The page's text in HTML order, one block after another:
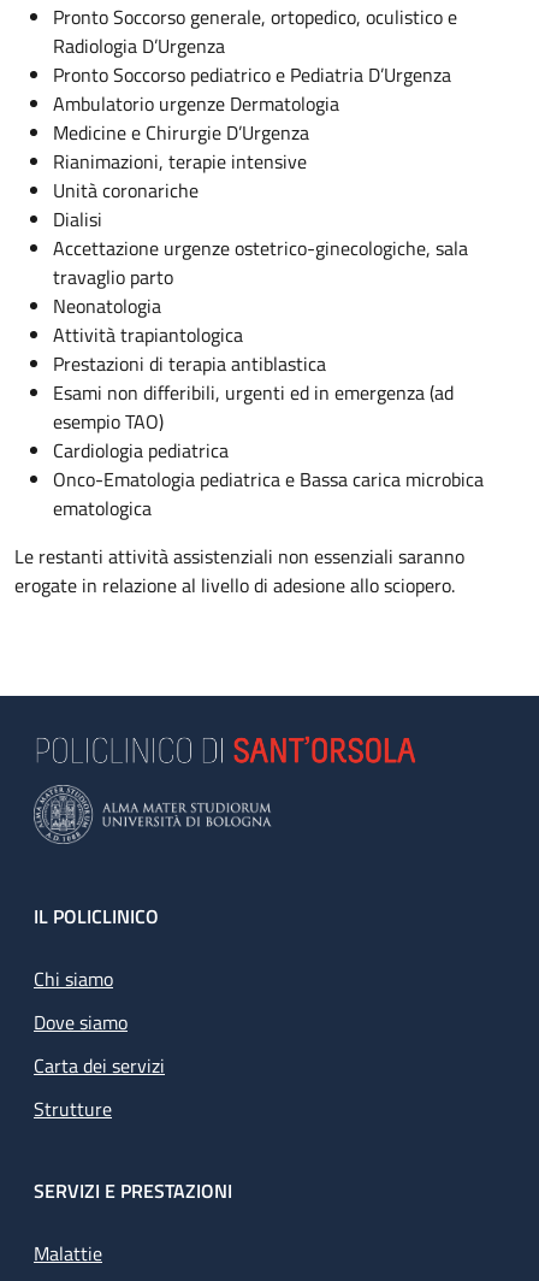
Pronto Soccorso generale, ortopedico, oculistico e
Radiologia D’Urgenza
Pronto Soccorso pediatrico e Pediatria D’Urgenza
Ambulatorio urgenze Dermatologia
Medicine e Chirurgie D’Urgenza
Rianimazioni, terapie intensive
Unità coronariche
Dialisi
Accettazione urgenze ostetrico-ginecologiche, sala
travaglio parto
Neonatologia
Attività trapiantologica
Prestazioni di terapia antiblastica
Esami non differibili, urgenti ed in emergenza (ad
esempio TAO)
Cardiologia pediatrica
Onco-Ematologia pediatrica e Bassa carica microbica
ematologica
Le restanti attività assistenziali non essenziali saranno
erogate in relazione al livello di adesione allo sciopero.
Footer
IL POLICLINICO
Chi siamo
Dove siamo
Carta dei servizi
Strutture
SERVIZI E PRESTAZIONI
Malattie